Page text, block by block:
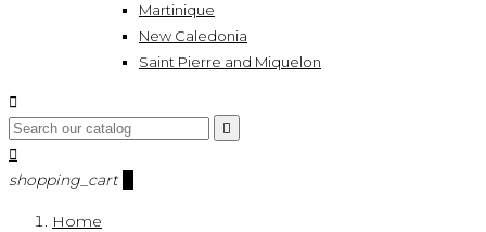
Martinique
New Caledonia
Saint Pierre and Miquelon



shopping_cart
Home